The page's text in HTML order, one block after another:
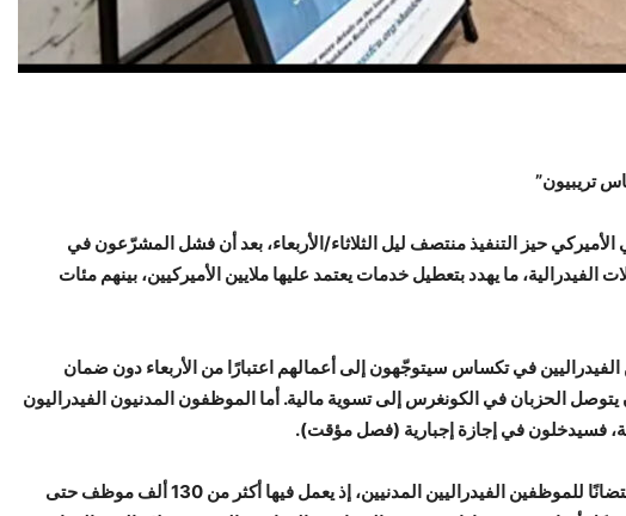
تريبيون”
حيز التنفيذ منتصف ليل الثلاثاء/الأربعاء، بعد أن فشل المشرّعون في
الفيدرالية، ما يهدد بتعطيل خدمات يعتمد عليها ملايين الأميركيين، بينهم مئات
الفيدراليين في تكساس سيتوجّهون إلى أعمالهم اعتبارًا من الأربعاء دون ضمان
الحزبان في الكونغرس إلى تسوية مالية. أما الموظفون المدنيون الفيدراليون
فسيدخلون في إجازة إجبارية (فصل مؤقت).
تكساس تُعد من أكثر الولايات احتضانًا للموظفين الفيدراليين المدنيين، إذ يعمل فيها أكثر من 130 ألف موظف حتى